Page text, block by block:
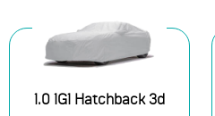
1.0 1G1 Hatchback 3d